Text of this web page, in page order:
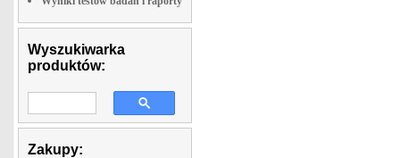
Wyszukiwarka
produktów:
Zakupy: